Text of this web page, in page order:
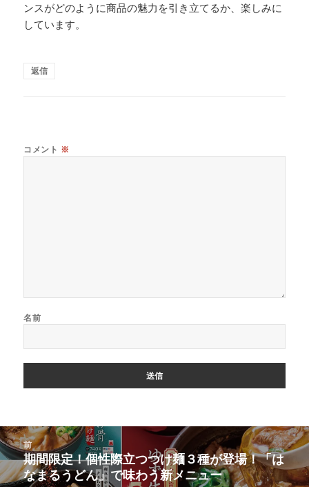
ンスがどのように商品の魅力を引き立てるか、楽しみに
しています。
返信
コメント ※
名前
投
稿
ナ
ビ
前
前
の
期間限定！個性際立つつけ麺３種が登場！「は
なまるうどん」で味わう新メニュー